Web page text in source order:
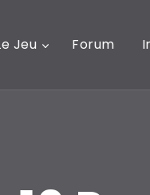
Jeu Forum